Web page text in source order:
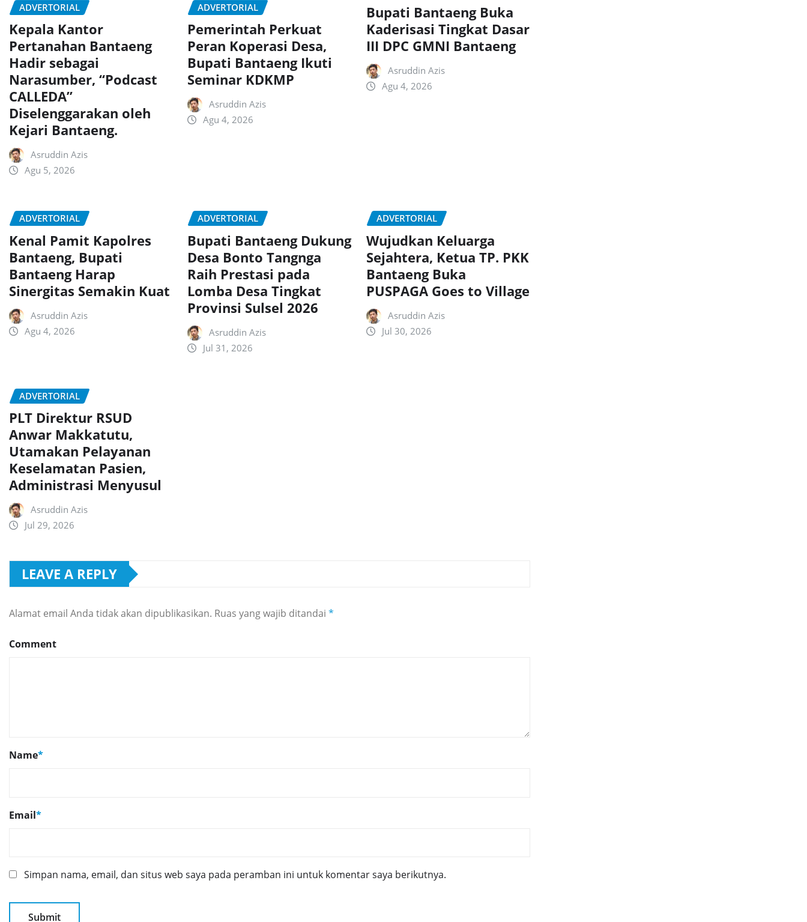
ADVERTORIAL
Kepala Kantor
Pertanahan Bantaeng
Hadir sebagai
Narasumber, “Podcast
CALLEDA”
Diselenggarakan oleh
Kejari Bantaeng.
Asruddin Azis
Agu 5, 2026
ADVERTORIAL
Pemerintah Perkuat
Peran Koperasi Desa,
Bupati Bantaeng Ikuti
Seminar KDKMP
Asruddin Azis
Agu 4, 2026
Bupati Bantaeng Buka
Kaderisasi Tingkat Dasar
III DPC GMNI Bantaeng
Asruddin Azis
Agu 4, 2026
ADVERTORIAL
Kenal Pamit Kapolres
Bantaeng, Bupati
Bantaeng Harap
Sinergitas Semakin Kuat
Asruddin Azis
Agu 4, 2026
ADVERTORIAL
Bupati Bantaeng Dukung
Desa Bonto Tangnga
Raih Prestasi pada
Lomba Desa Tingkat
Provinsi Sulsel 2026
Asruddin Azis
Jul 31, 2026
ADVERTORIAL
Wujudkan Keluarga
Sejahtera, Ketua TP. PKK
Bantaeng Buka
PUSPAGA Goes to Village
Asruddin Azis
Jul 30, 2026
ADVERTORIAL
PLT Direktur RSUD
Anwar Makkatutu,
Utamakan Pelayanan
Keselamatan Pasien,
Administrasi Menyusul
Asruddin Azis
Jul 29, 2026
LEAVE A REPLY
Alamat email Anda tidak akan dipublikasikan. Ruas yang wajib ditandai *
Comment
Name*
Email*
Simpan nama, email, dan situs web saya pada peramban ini untuk komentar saya berikutnya.